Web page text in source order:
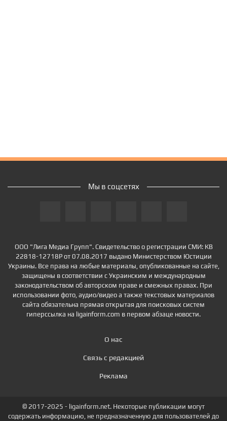
ООО "Лига Медиа Групп". Свидетельство о регистрации СМИ: КВ
22818-12718Р от 07.08.2017 выдано Министерством Юстиции
Украины. Все права на любые материалы, опубликованные на сайте,
защищены в соответствии с Украинским и международным
законодательством об авторском праве и смежных правах. При
использовании фото, аудио/видео а также текстовых материалов
сайта обязательна прямая открытая для поисковых систем
гиперссылка на ligainform.com в первом абзаце новости.
О нас
Связь с редакцией
Реклама
Мы в соцсетях
© 2017-2025 - ligainform.net. Некоторые публикации могут
содержать информацию, не предназначенную для пользователей до